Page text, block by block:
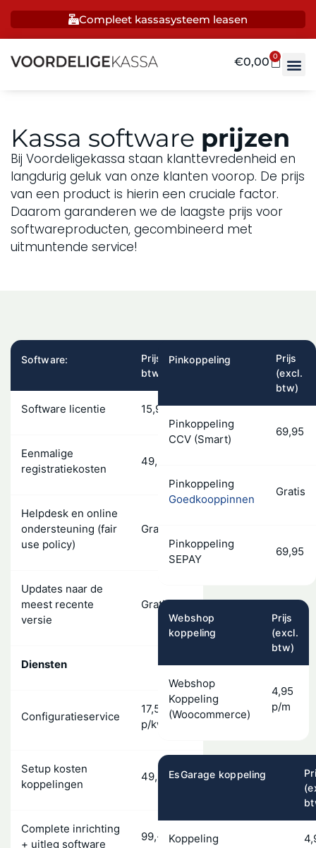
Compleet kassasysteem leasen
€0,00 0
Kassa software prijzen
Bij Voordeligekassa staan klanttevredenheid en
langdurig geluk van onze klanten voorop. De prijs
van een product is hierin een cruciale factor.
Daarom garanderen we de laagste prijs voor
softwareproducten, gecombineerd met
uitmuntende service!
Software:
Prijs (excl.
btw)
Software licentie 15,95 p/m
Eenmalige
registratiekosten
49,-
Helpdesk en online
ondersteuning (fair
use policy)
Gratis
Updates naar de
meest recente
versie
Gratis
Diensten
Configuratieservice
17,50
p/kwartier
Setup kosten
koppelingen
49,-
Complete inrichting
+ uitleg software
99,-
Pinkoppeling
Prijs
(excl.
btw)
Pinkoppeling
CCV (Smart)
69,95
Pinkoppeling
Goedkooppinnen
Gratis
Pinkoppeling
SEPAY
69,95
Webshop
koppeling
Prijs
(excl.
btw)
Webshop
Koppeling
(Woocommerce)
4,95
p/m
EsGarage koppeling
Koppeling